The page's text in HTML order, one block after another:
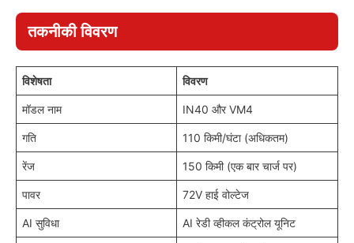
तकनीकी विवरण
विशेषता विवरण
मॉडल नाम IN40 और VM4
गति 110 किमी/घंटा (अधिकतम)
रेंज 150 किमी (एक बार चार्ज पर)
पावर 72V हाई वोल्टेज
AI सुविधा AI रेडी व्हीकल कंट्रोल यूनिट